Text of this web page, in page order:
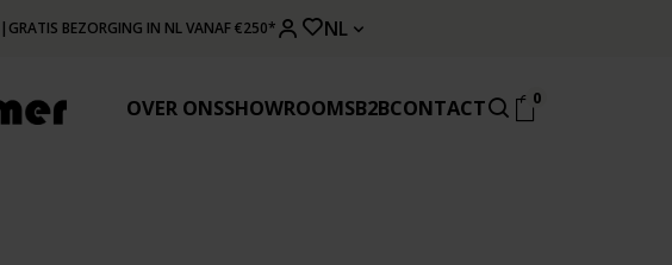
| GRATIS BEZORGING IN NL VANAF €250* NL
OVER ONSSHOWROOMSB2BCONTACT 0